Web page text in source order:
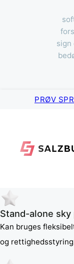
sign
PRØV
Stand-alone
Kan bruges
og